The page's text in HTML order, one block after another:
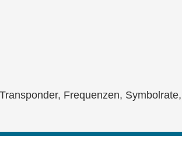
Frequenzen,